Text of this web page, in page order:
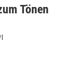
Tönen
l